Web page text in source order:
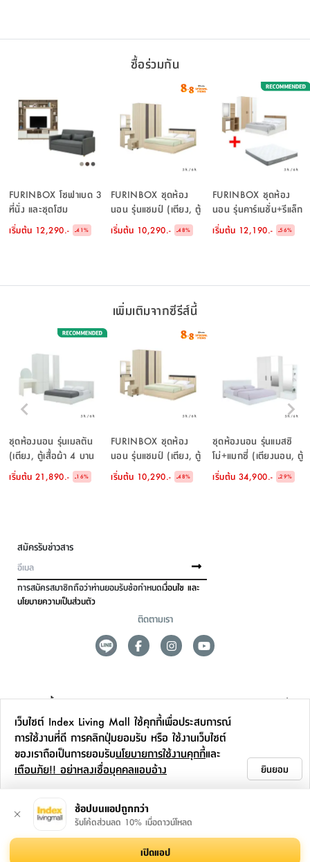
ซื้อร่วมกัน
FURINBOX โซฟาเบด 3
ที่นั่ง และชุดโฮม
เอ็นเตอร์เทนเมนท์ ขนาด
180 ซม. รุ่นมิกิ+มินิโอ
เริ่มต้น 12,290.- -41%
FURINBOX ชุดห้อง
นอน รุ่นแชมป์ (เตียง, ตู้
เสื้อผ้า, โต๊ะเครื่องแป้ง
พร้อมสตูล) - สีไลท์ วู้ด/
เริ่มต้น 10,290.- -48%
FURINBOX ชุดห้อง
นอน รุ่นคาร์เนชั่น+รีแล็ก
เซอร์ (เตียง, ตู้เสื้อผ้า 3
บาน, โต๊ะเครื่องแป้ง,
เริ่มต้น 12,190.- -56%
เพิ่มเติมจากซีรีส์นี้
ชุดห้องนอน รุ่นเมลตัน
(เตียง, ตู้เสื้อผ้า 4 บาน
พร้อมกระจก, โต๊ะเครื่อง
เเป้ง) - สีขาว
เริ่มต้น 21,890.- -16%
FURINBOX ชุดห้อง
นอน รุ่นแชมป์ (เตียง, ตู้
เสื้อผ้า, โต๊ะเครื่องแป้ง
พร้อมสตูล) - สีไลท์ วู้ด/
เริ่มต้น 10,290.- -48%
ชุดห้องนอน รุ่นแมสซิ
โม่+แมกซี่ (เตียงนอน, ตู้
เสื้อผ้า 3 บานพร้อม
กระจกเงา, โต๊ะเครื่องแป้ง)
เริ่มต้น 34,900.- -29%
สมัครรับข่าวสาร
การสมัครสมาชิกถือว่าท่านยอมรับข้อกำหนดเงื่อนไข และ
นโยบายความเป็นส่วนตัว
ติดตามเรา
ดูแลลูกค้า
สาขาและการบริการ
ข้อมูลเพิ่มเติม
เว็บไซต์ Index Living Mall ใช้คุกกี้เพื่อประสบการณ์
การใช้งานที่ดี การคลิกปุ่มยอมรับ หรือ ใช้งานเว็บไซต์
ของเราถือเป็นการยอมรับนโยบายการใช้งานคุกกี้และ
เตือนภัย!! อย่าหลงเชื่อบุคคลแอบอ้าง
ยินยอม
ช้อปบนแอปถูกกว่า
รับโค้ดส่วนลด 10% เมื่อดาวน์โหลด
เปิดแอป